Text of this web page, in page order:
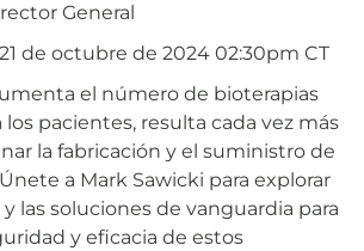
General
de octubre de 2024 02:30pm CT
el número de bioterapias
pacientes, resulta cada vez más
la fabricación y el suministro de
a Mark Sawicki para explorar
las soluciones de vanguardia para
y eficacia de estos